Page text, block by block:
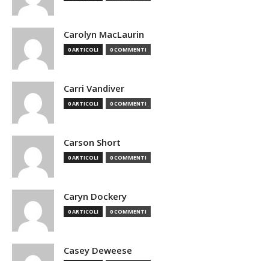
Carolyn MacLaurin
0 ARTICOLI 0 COMMENTI
Carri Vandiver
0 ARTICOLI 0 COMMENTI
Carson Short
0 ARTICOLI 0 COMMENTI
Caryn Dockery
0 ARTICOLI 0 COMMENTI
Casey Deweese